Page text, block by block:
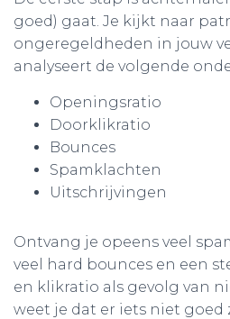
goed) gaat. Je kijkt naar
ongeregeldheden in jouw
analyseert de volgende
Openingsratio
Doorklikratio
Bounces
Spamklachten
Uitschrijvingen
Ontvang je opeens veel
veel hard bounces en een
en klikratio als gevolg van
weet je dat er iets niet goed